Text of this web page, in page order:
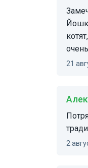
Замечательная экскурсия. Большое спасибо Анне за увлекательное путешествие по
21
Потрясающая экскурсия! Экскурсовод Наталия очень интересно рассказала про город и
2